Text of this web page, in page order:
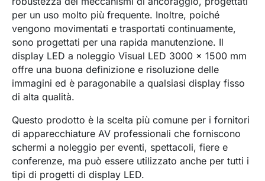
per un uso molto più frequente. Inoltre, poiché
vengono movimentati e trasportati continuamente,
sono progettati per una rapida manutenzione. Il
display LED a noleggio Visual LED 3000 x 1500 mm
offre una buona definizione e risoluzione delle
immagini ed è paragonabile a qualsiasi display fisso
di alta qualità.
Questo prodotto è la scelta più comune per i fornitori
di apparecchiature AV professionali che forniscono
schermi a noleggio per eventi, spettacoli, fiere e
conferenze, ma può essere utilizzato anche per tutti i
tipi di progetti di display LED.